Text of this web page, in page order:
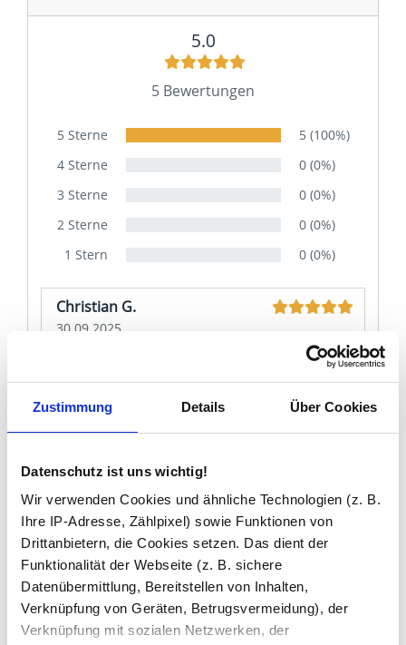
Zustimmung Details Über Cookies
Datenschutz ist uns wichtig!
Wir verwenden Cookies und ähnliche Technologien (z. B.
Ihre IP-Adresse, Zählpixel) sowie Funktionen von
Drittanbietern, die Cookies setzen. Das dient der
Funktionalität der Webseite (z. B. sichere
Datenübermittlung, Bereitstellen von Inhalten,
Verknüpfung von Geräten, Betrugsvermeidung), der
Verknüpfung mit sozialen Netzwerken, der
5.0
5 Bewertungen
5 Sterne
5 (100%)
4 Sterne
0 (0%)
3 Sterne
0 (0%)
2 Sterne
0 (0%)
1 Stern
0 (0%)
Christian G.
30.09.2025
Flackern, kein Farbstich. Montage war mit
zwei Personen in rund 30 Minuten erledigt.
einzig der Touch-Schalter reagiert
manchmal mit leichter Verzögerung.
Vanessa D.
14.03.2025
Clearwater, das Licht reicht wirklich aus —